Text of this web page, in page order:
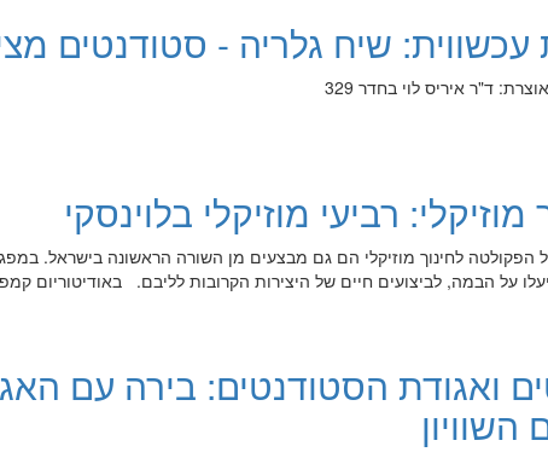
עכשווית: שיח גלריה - סטודנטים
ד"ר איריס לוי בחדר 329
רביעי מוזיקלי בלוינסקי
הפקולטה לחינוך מוזיקלי הם גם מבצעים מן השורה הראשונה בישראל.
על הבמה, לביצועים חיים של היצירות הקרובות לליבם. באודיטוריום
ואגודת הסטודנטים: בירה עם
השוויון